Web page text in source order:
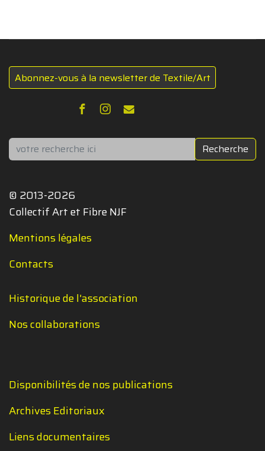
Abonnez-vous à la newsletter de Textile/Art
Rechercher Recherche
© 2013-2026
Collectif Art et Fibre NJF
Mentions légales
Contacts
Historique de l'association
Nos collaborations
Disponibilités de nos publications
Archives Editoriaux
Liens documentaires